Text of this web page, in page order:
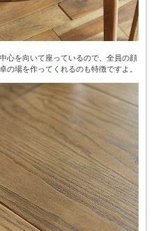
心を向いて座っているので、全員の顔
の場を作ってくれるのも特徴ですよ。